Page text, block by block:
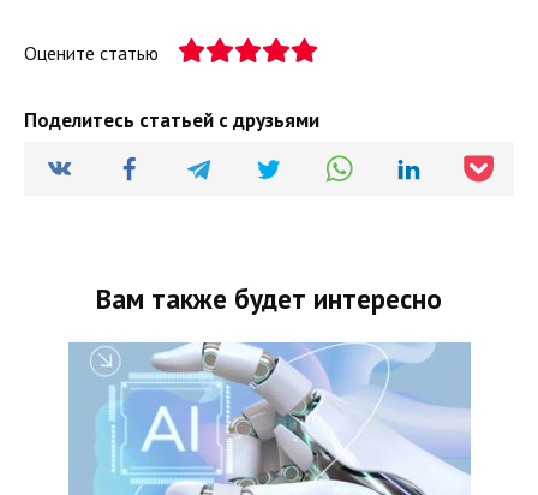
Оцените статью
Поделитесь статьей с друзьями
Вам также будет интересно